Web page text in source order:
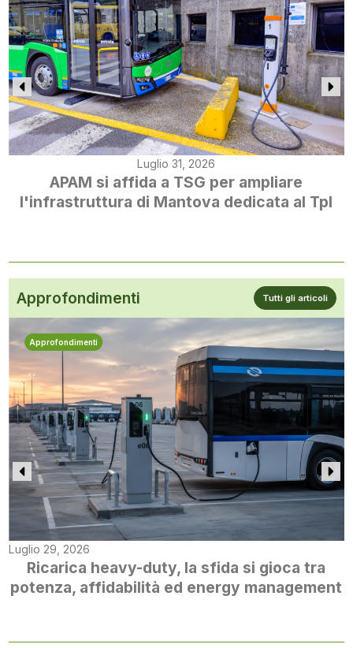
Luglio 31, 2026
APAM si affida a TSG per ampliare
l'infrastruttura di Mantova dedicata al Tpl
Approfondimenti Tutti gli articoli
Approfondimenti
Luglio 29, 2026
Ricarica heavy-duty, la sfida si gioca tra
potenza, affidabilità ed energy management